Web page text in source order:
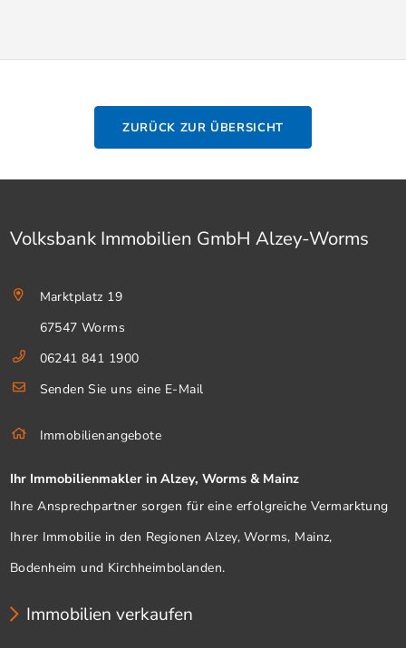
ZURÜCK ZUR ÜBERSICHT
Volksbank Immobilien GmbH Alzey-Worms
Marktplatz 19
67547 Worms
06241 841 1900
Senden Sie uns eine E-Mail
Immobilienangebote
Ihr Immobilienmakler in Alzey, Worms & Mainz
Ihre Ansprechpartner sorgen für eine erfolgreiche Vermarktung
Ihrer Immobilie in den Regionen Alzey, Worms, Mainz,
Bodenheim und Kirchheimbolanden.
Immobilien verkaufen